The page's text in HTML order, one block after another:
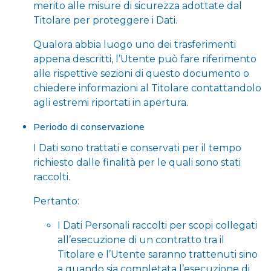
merito alle misure di sicurezza adottate dal
Titolare per proteggere i Dati.
Qualora abbia luogo uno dei trasferimenti
appena descritti, l’Utente può fare riferimento
alle rispettive sezioni di questo documento o
chiedere informazioni al Titolare contattandolo
agli estremi riportati in apertura.
Periodo di conservazione
I Dati sono trattati e conservati per il tempo
richiesto dalle finalità per le quali sono stati
raccolti.
Pertanto:
I Dati Personali raccolti per scopi collegati
all’esecuzione di un contratto tra il
Titolare e l’Utente saranno trattenuti sino